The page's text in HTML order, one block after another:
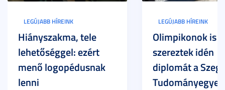
LEGÚJABB HÍREINK
Hiányszakma, tele
lehetőséggel: ezért
menő logopédusnak
lenni
LEGÚJABB HÍREINK
Olimpikonok is
szereztek idén
diplomát a